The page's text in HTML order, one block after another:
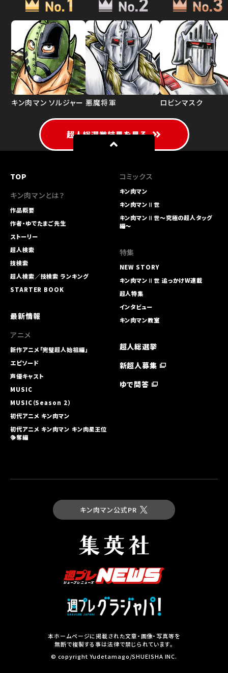
キン肉マン 第93巻
集英社の本
その他コミックスはこちら
キン肉マン ソルジャー 悪魔将軍 ロビンマスク
超人総選挙結果を見る
TOP
キン肉マンとは？
作品概要
作者・ゆでたまご先生
ストーリー
超人検索
技検索
超人検索／技検索 ランキング
STARTER BOOK
最新情報
アニメ
新作アニメ「完璧超人始祖編」
エピソード
声優キャスト
MUSIC
MUSIC（Season 2）
初代アニメ キン⾁マン
初代アニメ キン⾁マン キン⾁星王位
争奪編
コミックス
キン肉マン
キン肉マンⅡ世
キン肉マンⅡ世～究極の超人タッグ
編～
特集
NEW STORY
キン肉マンⅡ世 追っかけW連載
超人特集
インタビュー
キン肉マン教室
超人総選挙
新超人募集
ゆで問答
キン肉マン公式PR
本ホームページに掲載された文章・画像・写真等を
無断で複製する事は法律で禁じられています。
© copyright Yudetamago/SHUEISHA INC.